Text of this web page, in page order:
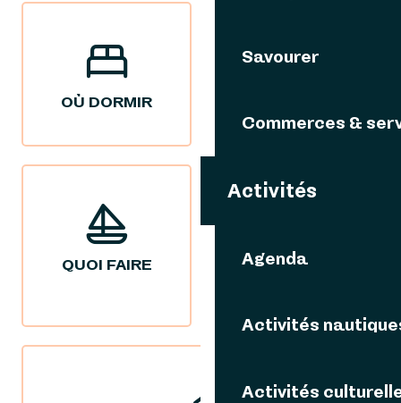
Savourer
Commerces &
Activités
Agenda
Activités
Activités
OÙ DORMIR
QUOI FAIRE
NOS IDÉES